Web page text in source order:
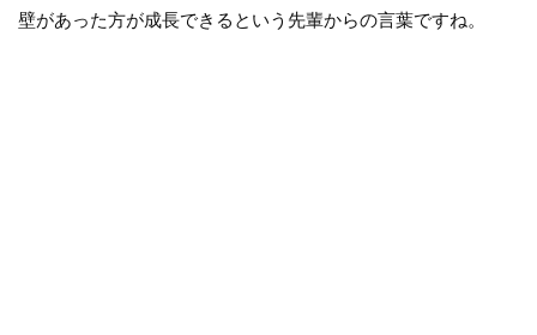
壁があった方が成長できるという先輩からの言葉ですね。